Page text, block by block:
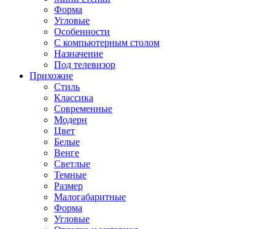
Форма
Угловые
Особенности
С компьютерным столом
Назначение
Под телевизор
Прихожие
Стиль
Классика
Современные
Модерн
Цвет
Белые
Венге
Светлые
Темные
Размер
Малогабаритные
Форма
Угловые